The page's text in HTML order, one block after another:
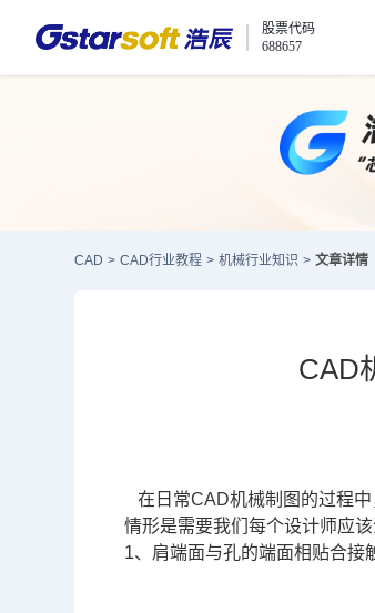
股票代码
688657
CAD > CAD行业教程 > 机械行业知识 > 文章详情
CAD
在日常CAD机械制图 的过程
情形是需要我们每个设计师应
1、肩端面与孔的端面相贴合接